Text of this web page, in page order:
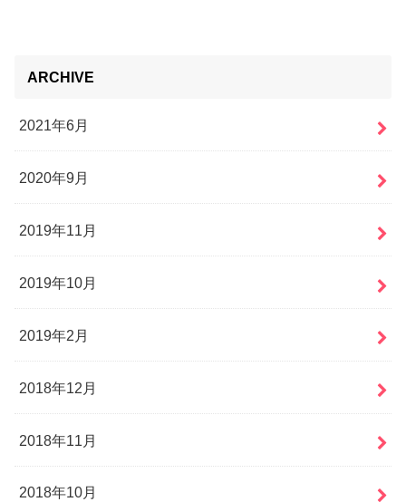
ARCHIVE
2021年6月
2020年9月
2019年11月
2019年10月
2019年2月
2018年12月
2018年11月
2018年10月